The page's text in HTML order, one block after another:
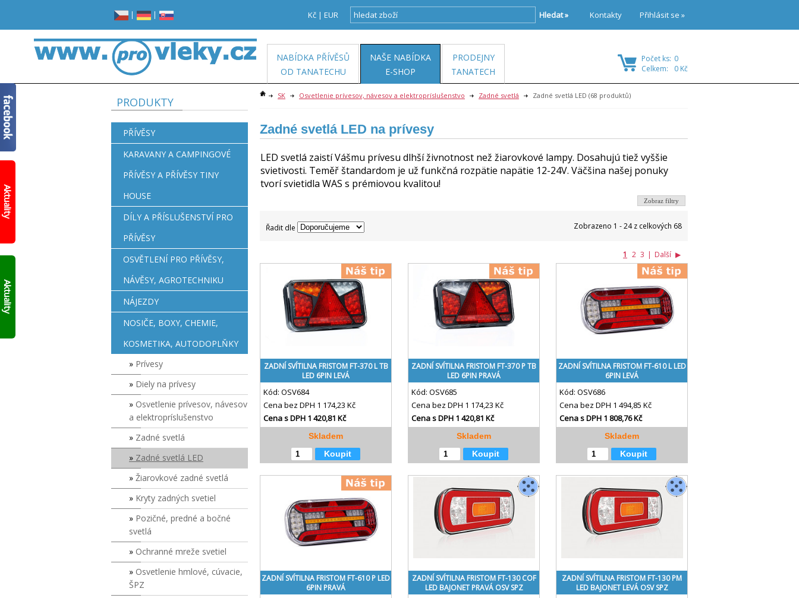
PRODUKTY
PŘÍVĚSY
KARAVANY A CAMPINGOVÉ
PŘÍVĚSY A PŘÍVĚSY TINY
HOUSE
DÍLY A PŘÍSLUŠENSTVÍ PRO
PŘÍVĚSY
OSVĚTLENÍ PRO PŘÍVĚSY,
NÁVĚSY, AGROTECHNIKU
NÁJEZDY
NOSIČE, BOXY, CHEMIE,
KOSMETIKA, AUTODOPLŇKY
Prívesy
Diely na prívesy
Osvetlenie prívesov, návesov
a elektropríslušenstvo
Zadné svetlá
Zadné svetlá LED
Žiarovkové zadné svetlá
Kryty zadných svetiel
Pozičné, predné a bočné
svetlá
Ochranné mreže svetiel
Osvetlenie hmlové, cúvacie,
ŠPZ
SK Osvetlenie prívesov, návesov a elektropríslušenstvo Zadné svetlá Zadné svetlá LED (68 produktů)
Zadné svetlá LED na prívesy
LED svetlá zaistí Vášmu prívesu dlhší živnotnost než žiarovkové lampy. Dosahujú tiež vyššie
svietivosti. Teměř štandardom je už funkčná rozpätie napätie 12-24V. Väčšina našej ponuky
tvorí svietidla WAS s prémiovou kvalitou!
Zobraz filtry
Řadit dle Zobrazeno 1 - 24 z celkových 68
1 2 3 | Další ▶
ZADNÍ SVÍTILNA FRISTOM FT-370 L TB
LED 6PIN LEVÁ
Kód: OSV684
Cena bez DPH 1 174,23 Kč
Cena s DPH 1 420,81 Kč
Skladem
Koupit
ZADNÍ SVÍTILNA FRISTOM FT-370 P TB
LED 6PIN PRAVÁ
Kód: OSV685
Cena bez DPH 1 174,23 Kč
Cena s DPH 1 420,81 Kč
Skladem
Koupit
ZADNÍ SVÍTILNA FRISTOM FT-610 L LED
6PIN LEVÁ
Kód: OSV686
Cena bez DPH 1 494,85 Kč
Cena s DPH 1 808,76 Kč
Skladem
Koupit
ZADNÍ SVÍTILNA FRISTOM FT-610 P LED
6PIN PRAVÁ
ZADNÍ SVÍTILNA FRISTOM FT-130 COF
LED BAJONET PRAVÁ OSV SPZ
ZADNÍ SVÍTILNA FRISTOM FT-130 PM
LED BAJONET LEVÁ OSV SPZ
Přihlásit se »
Kontakty
Hledat »
Kč | EUR
| |
NABÍDKA PŘÍVĚSŮ
OD TANATECHU
NAŠE NABÍDKA
E-SHOP
PRODEJNY
TANATECH
místo
v
garáži?
Opravdu
Prohlédněte
francouzský
přívěs
Click
Up!
Aktuality
10%
SLEVY
NA
SKLADOVÉ
V
Aktuality
Počet ks: 0
Celkem:
0 Kč